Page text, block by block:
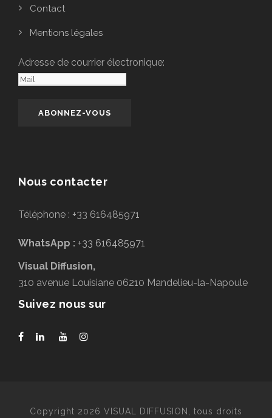
Contact
Mentions légales
Adresse de courrier électronique:
Nous contacter
Téléphone : +33 616485971
WhatsApp : +33 616485971
Visual Diffusion,
310 avenue Louisiane 06210 Mandelieu-la-Napoule
Suivez nous sur
Copyright 2026 VISUAL DIFFUSION, tous droits